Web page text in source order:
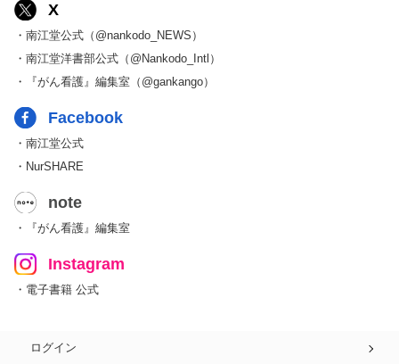
X
・南江堂公式（@nankodo_NEWS）
・南江堂洋書部公式（@Nankodo_Intl）
・『がん看護』編集室（@gankango）
Facebook
・南江堂公式
・NurSHARE
note
・『がん看護』編集室
Instagram
・電子書籍 公式
ログイン